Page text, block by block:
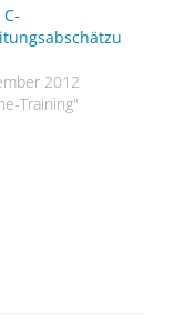
in
2012
Training"